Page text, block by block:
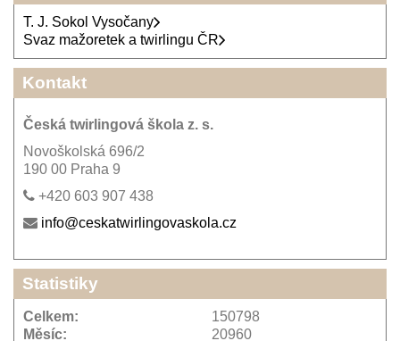
T. J. Sokol Vysočany
Svaz mažoretek a twirlingu ČR
Kontakt
Česká twirlingová škola z. s.
Novoškolská 696/2
190 00 Praha 9
+420 603 907 438
info@ceskatwirlingovaskola.cz
Statistiky
Celkem:
150798
Měsíc:
20960